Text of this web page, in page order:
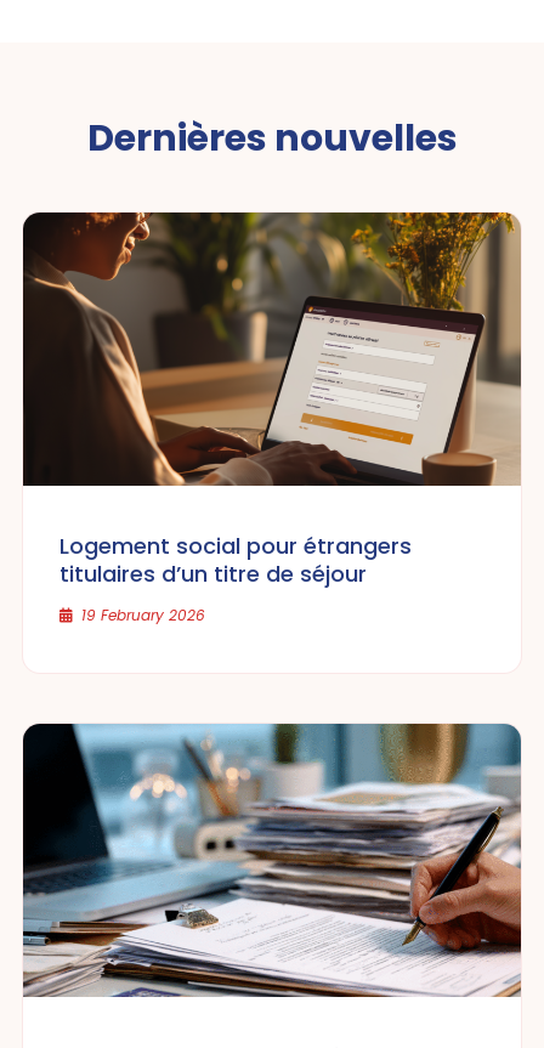
Dernières nouvelles
Logement social pour étrangers
titulaires d’un titre de séjour
19 February 2026